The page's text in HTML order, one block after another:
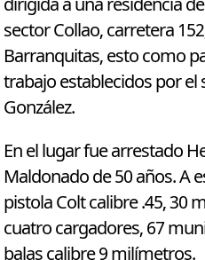
dirigida a una residencia
sector Collao, carretera
Barranquitas, esto como
trabajo establecidos por el
González.
En el lugar fue arrestado
Maldonado de 50 años. A
pistola Colt calibre .45, 30
cuatro cargadores, 67
balas calibre 9 milímetros.